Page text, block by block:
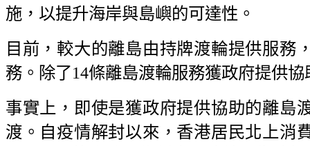
施，以提升海岸與島嶼的可達性。
目前，較大的離島由持牌渡輪提供服務
務。除了14條離島渡輪服務獲政府提供
事實上，即使是獲政府提供協助的離島
渡。自疫情解封以來，香港居民北上消